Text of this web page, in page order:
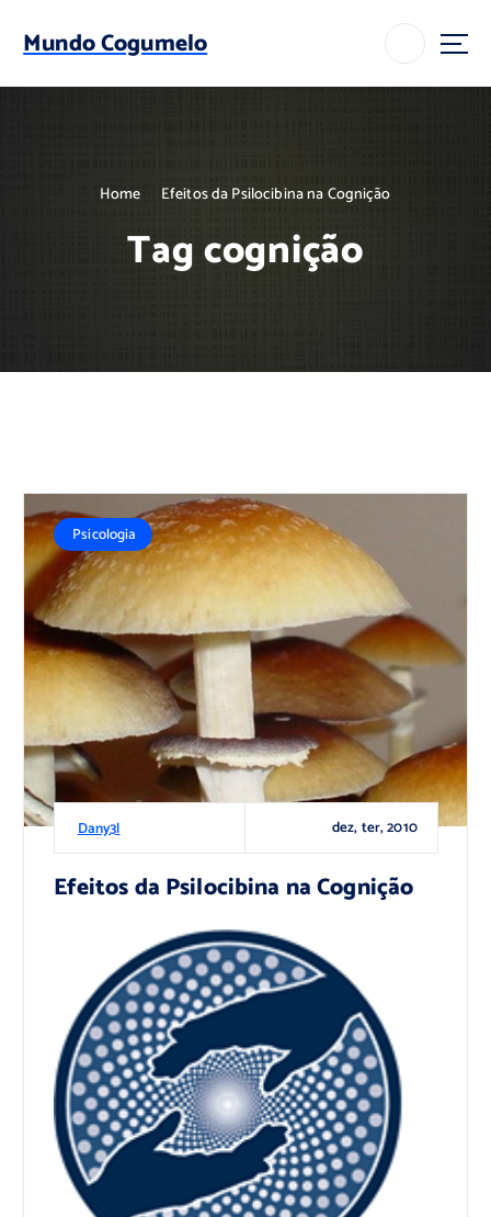
p
Mundo Cogumelo
Home Efeitos da Psilocibina na Cognição
Tag cognição
Dany3l dez, ter, 2010
Psicologia
Efeitos da Psilocibina na Cognição